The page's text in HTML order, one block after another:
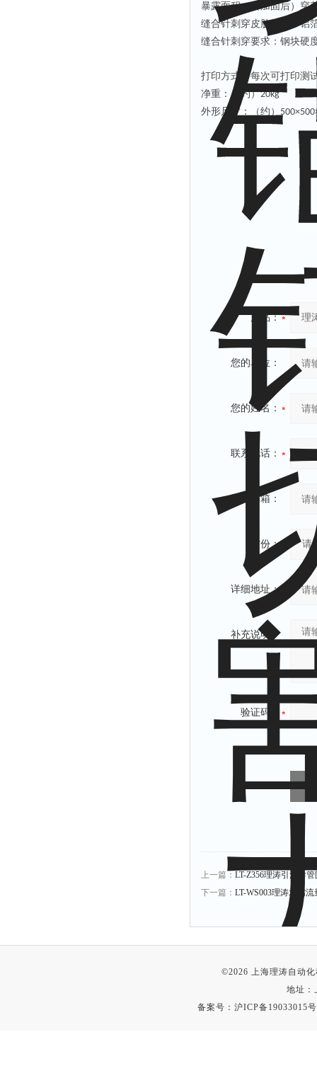
暴露面积：（加固后） 穿
缝合针刺穿皮肤材料：铝
缝合针刺穿要求：钢块硬
打印方式：每次可打印测
净重：（ 约）20kg
外形尺寸：
（约 ） 500×500
产品：
您的单位：
您的姓名：
联系电话：
常用邮箱：
省份：
详细地址：
补充说明：
验证码：
上一篇： LT-Z356理涛引流导
下一篇： LT-WS003理涛水嘴
©2026 上海理涛自动
地址：
备案号： 沪ICP备19033015